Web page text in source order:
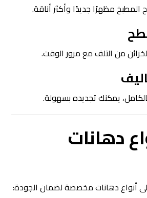
المطبخ مظهرًا جديدًا وأكثر أناقة.
من التلف مع مرور الوقت.
يمكنك تجديده بسهولة.
دهانات
أنواع دهانات مخصصة لضمان الجودة: